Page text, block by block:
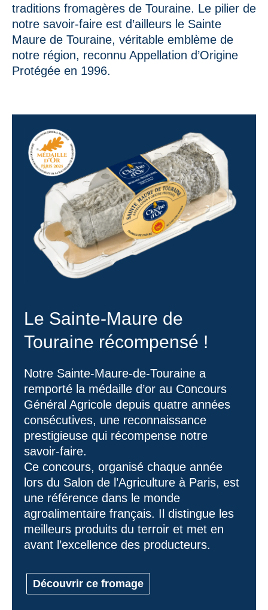
traditions fromagères de Touraine. Le pilier de
notre savoir-faire est d’ailleurs le Sainte
Maure de Touraine, véritable emblème de
notre région, reconnu Appellation d’Origine
Protégée en 1996.
Le Sainte-Maure de
Touraine récompensé !
Notre Sainte-Maure-de-Touraine a
remporté la médaille d’or au Concours
Général Agricole depuis quatre années
consécutives, une reconnaissance
prestigieuse qui récompense notre
savoir-faire.
Ce concours, organisé chaque année
lors du Salon de l’Agriculture à Paris, est
une référence dans le monde
agroalimentaire français. Il distingue les
meilleurs produits du terroir et met en
avant l’excellence des producteurs.
Découvrir ce fromage